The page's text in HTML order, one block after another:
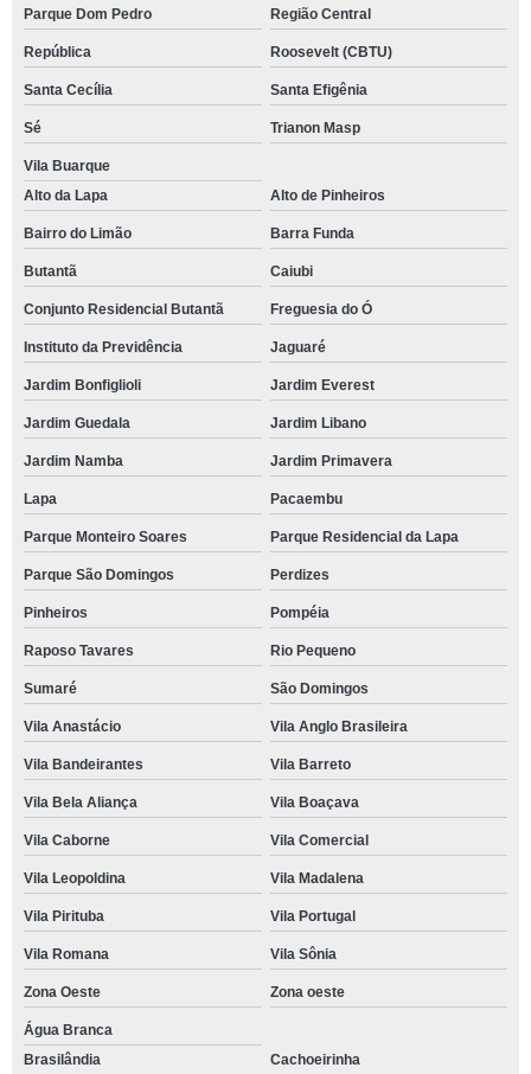
Parque Dom Pedro Região Central
República Roosevelt (CBTU)
Santa Cecília Santa Efigênia
Sé Trianon Masp
Vila Buarque
Alto da Lapa
Alto de Pinheiros
Bairro do Limão Barra Funda
Butantã Caiubi
Conjunto Residencial Butantã Freguesia do Ó
Instituto da Previdência Jaguaré
Jardim Bonfiglioli Jardim Everest
Jardim Guedala Jardim Libano
Jardim Namba Jardim Primavera
Lapa Pacaembu
Parque Monteiro Soares Parque Residencial da Lapa
Parque São Domingos Perdizes
Pinheiros Pompéia
Raposo Tavares Rio Pequeno
Sumaré São Domingos
Vila Anastácio Vila Anglo Brasileira
Vila Bandeirantes Vila Barreto
Vila Bela Aliança Vila Boaçava
Vila Caborne Vila Comercial
Vila Leopoldina Vila Madalena
Vila Pirituba Vila Portugal
Vila Romana Vila Sônia
Zona Oeste Zona oeste
Água Branca
Brasilândia
Cachoeirinha